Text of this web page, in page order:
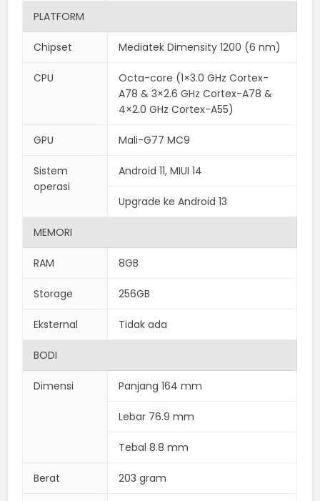
PLATFORM
Chipset Mediatek Dimensity 1200 (6 nm)
CPU
Octa-core (1×3.0 GHz Cortex-
A78 & 3×2.6 GHz Cortex-A78 &
4×2.0 GHz Cortex-A55)
GPU Mali-G77 MC9
Sistem
operasi
Android 11, MIUI 14
Upgrade ke Android 13
MEMORI
RAM 8GB
Storage 256GB
Eksternal Tidak ada
BODI
Dimensi Panjang 164 mm
Lebar 76.9 mm
Tebal 8.8 mm
Berat 203 gram